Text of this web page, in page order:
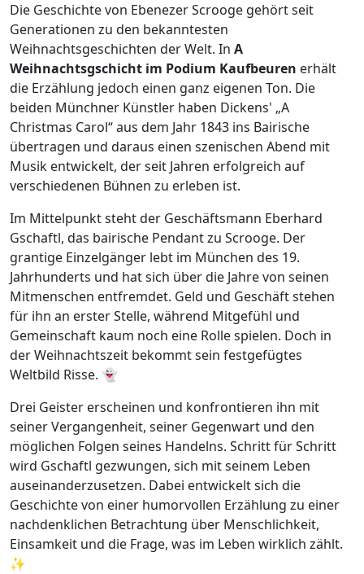
Die Geschichte von Ebenezer Scrooge gehört seit
Generationen zu den bekanntesten
Weihnachtsgeschichten der Welt. In A
Weihnachtsgschicht im Podium Kaufbeuren erhält
die Erzählung jedoch einen ganz eigenen Ton. Die
beiden Münchner Künstler haben Dickens' „A
Christmas Carol“ aus dem Jahr 1843 ins Bairische
übertragen und daraus einen szenischen Abend mit
Musik entwickelt, der seit Jahren erfolgreich auf
verschiedenen Bühnen zu erleben ist.
Im Mittelpunkt steht der Geschäftsmann Eberhard
Gschaftl, das bairische Pendant zu Scrooge. Der
grantige Einzelgänger lebt im München des 19.
Jahrhunderts und hat sich über die Jahre von seinen
Mitmenschen entfremdet. Geld und Geschäft stehen
für ihn an erster Stelle, während Mitgefühl und
Gemeinschaft kaum noch eine Rolle spielen. Doch in
der Weihnachtszeit bekommt sein festgefügtes
Weltbild Risse. 👻
Drei Geister erscheinen und konfrontieren ihn mit
seiner Vergangenheit, seiner Gegenwart und den
möglichen Folgen seines Handelns. Schritt für Schritt
wird Gschaftl gezwungen, sich mit seinem Leben
auseinanderzusetzen. Dabei entwickelt sich die
Geschichte von einer humorvollen Erzählung zu einer
nachdenklichen Betrachtung über Menschlichkeit,
Einsamkeit und die Frage, was im Leben wirklich zählt.
✨